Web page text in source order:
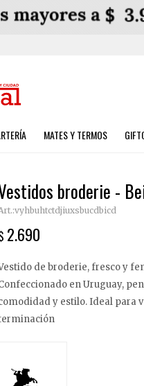
MATES Y TERMOS
broderie -
vyhbuhtctdjiuxsbucdbicd
2.690
de broderie, fresco y
en Uruguay,
y estilo. Ideal para